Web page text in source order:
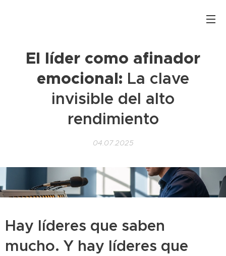
El líder como afinador
emocional: La clave
invisible del alto
rendimiento
04.07.2025
Hay líderes que saben
mucho. Y hay líderes que